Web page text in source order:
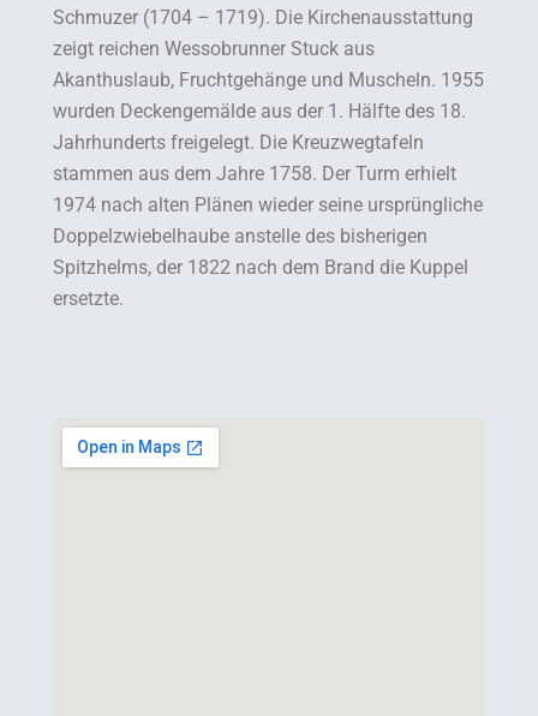
Schmuzer (1704 – 1719). Die Kirchenausstattung
zeigt reichen Wessobrunner Stuck aus
Akanthuslaub, Fruchtgehänge und Muscheln. 1955
wurden Deckengemälde aus der 1. Hälfte des 18.
Jahrhunderts freigelegt. Die Kreuzwegtafeln
stammen aus dem Jahre 1758. Der Turm erhielt
1974 nach alten Plänen wieder seine ursprüngliche
Doppelzwiebelhaube anstelle des bisherigen
Spitzhelms, der 1822 nach dem Brand die Kuppel
ersetzte.